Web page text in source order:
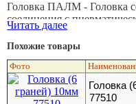
Головка ПАЛМ - Головка
соединения с
автоматического
головок.
Читать далее
Похожие товары
Фото
Головка
77510